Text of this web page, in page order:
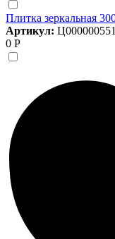
Плитка зеркальная
Артикул:
0 Р